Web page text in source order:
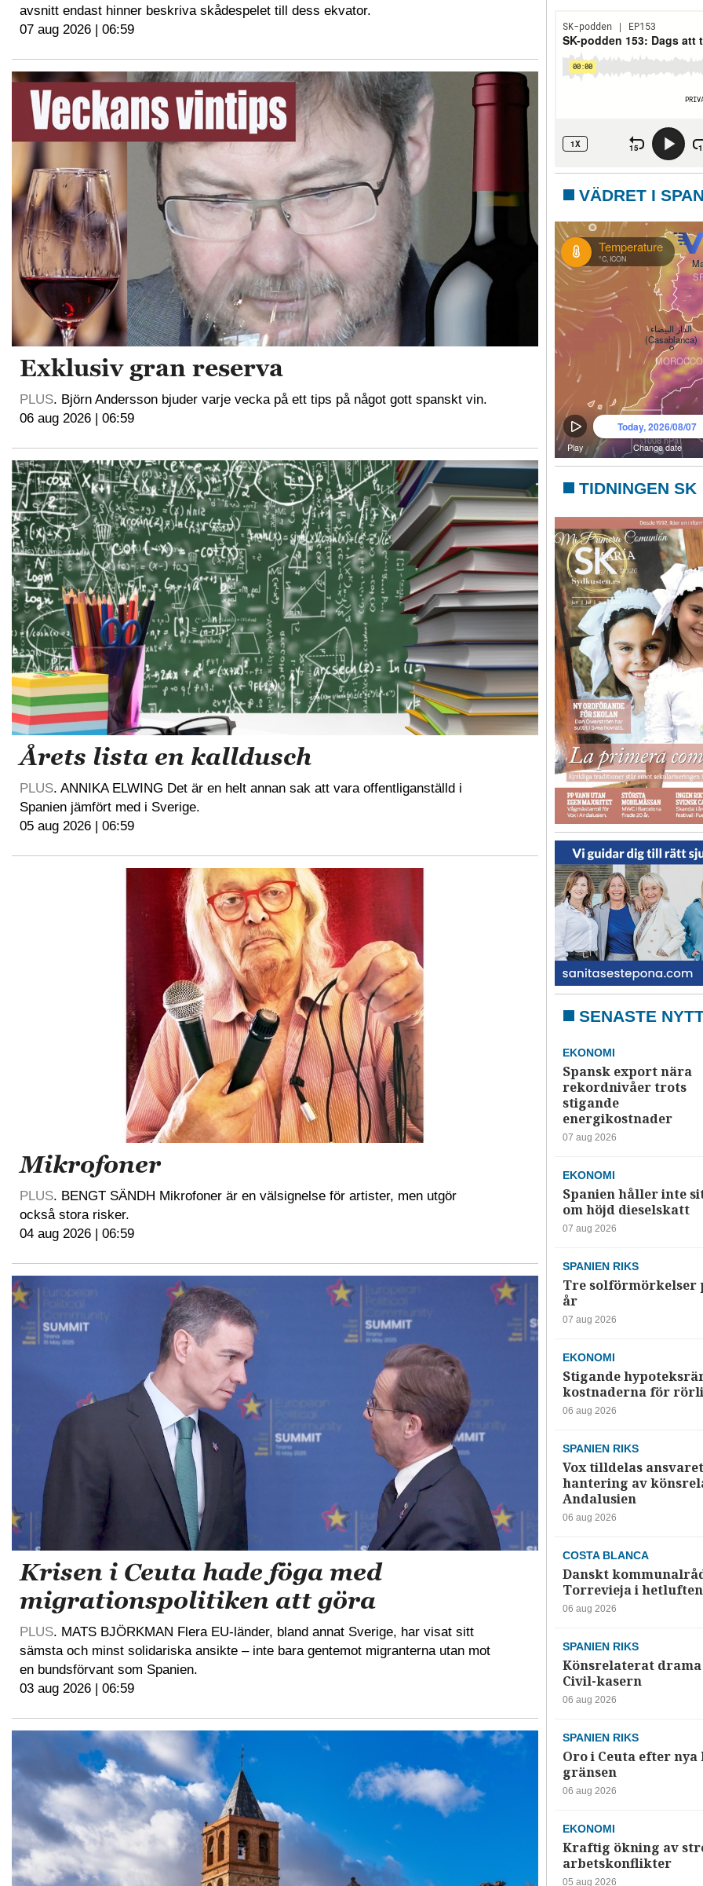
avsnitt endast hinner beskriva skådespelet till dess ekvator.
07 aug 2026 | 06:59
Exklusiv gran reserva
PLUS. Björn Andersson bjuder varje vecka på ett tips på något gott spanskt vin.
06 aug 2026 | 06:59
Årets lista en kalldusch
PLUS. ANNIKA ELWING Det är en helt annan sak att vara offentliganställd i
Spanien jämfört med i Sverige.
05 aug 2026 | 06:59
Mikrofoner
PLUS. BENGT SÄNDH Mikrofoner är en välsignelse för artister, men utgör
också stora risker.
04 aug 2026 | 06:59
Krisen i Ceuta hade föga med
migrationspolitiken att göra
PLUS. MATS BJÖRKMAN Flera EU-länder, bland annat Sverige, har visat sitt
sämsta och minst solidariska ansikte – inte bara gentemot migranterna utan mot
en bundsförvant som Spanien.
03 aug 2026 | 06:59
VÄDRET I
TIDNINGEN SK
SENASTE
EKONOMI
Spansk export nära
rekordnivåer trots
stigande
energikostnader
07 aug 2026
EKONOMI
Spanien håller inte
om höjd dieselskatt
07 aug 2026
SPANIEN RIKS
Tre solförmörkelser
år
07 aug 2026
EKONOMI
Stigande
kostnaderna för
06 aug 2026
SPANIEN RIKS
Vox tilldelas
hantering av
Andalusien
06 aug 2026
COSTA BLANCA
Danskt
Torrevieja i hetluften
06 aug 2026
SPANIEN RIKS
Könsrelaterat
Civil-kasern
06 aug 2026
SPANIEN RIKS
Oro i Ceuta efter
gränsen
06 aug 2026
EKONOMI
Kraftig ökning av
arbetskonflikter
05 aug 2026